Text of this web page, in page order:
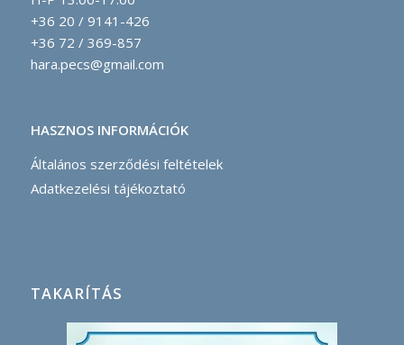
+36 20 / 9141-426
+36 72 / 369-857
hara.pecs@gmail.com
HASZNOS INFORMÁCIÓK
Általános szerződési feltételek
Adatkezelési tájékoztató
TAKARÍTÁS